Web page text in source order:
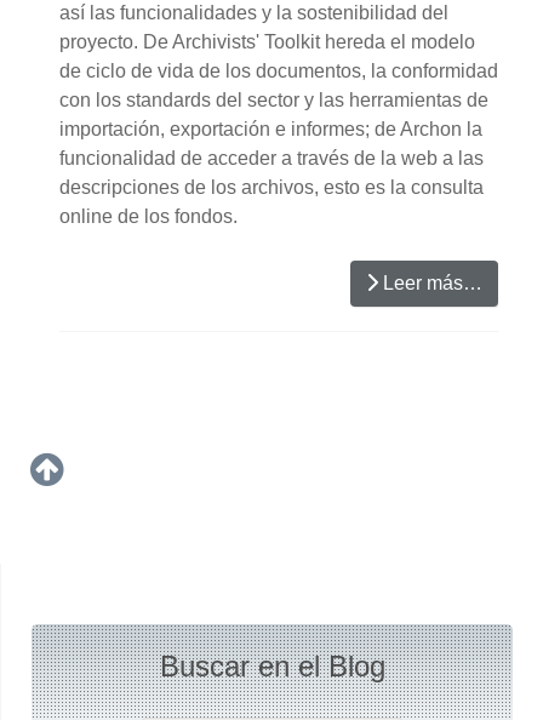
así las funcionalidades y la sostenibilidad del
proyecto. De Archivists' Toolkit hereda el modelo
de ciclo de vida de los documentos, la conformidad
con los standards del sector y las herramientas de
importación, exportación e informes; de Archon la
funcionalidad de acceder a través de la web a las
descripciones de los archivos, esto es la consulta
online de los fondos.
Leer más…
Buscar en el Blog